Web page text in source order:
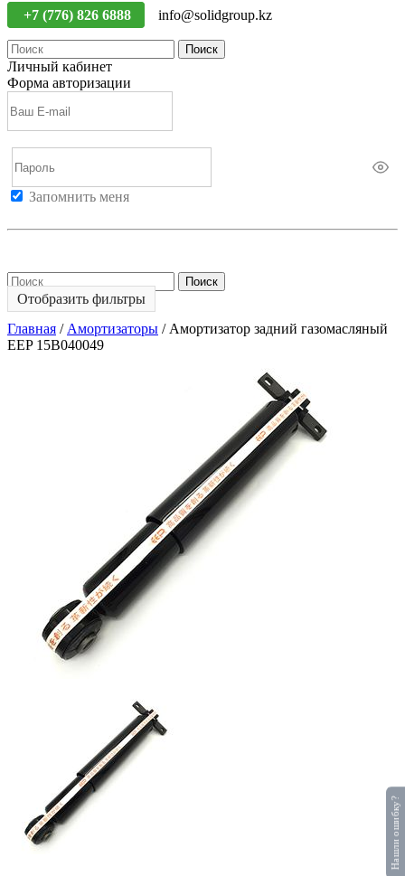
+7 (776) 826 6888 info@solidgroup.kz
Поиск
Личный кабинет
Форма авторизации
Запомнить меня
Поиск
Отобразить фильтры
Главная / Амортизаторы / Амортизатор задний газомасляный
EEP 15B040049
Нашли ошибку?